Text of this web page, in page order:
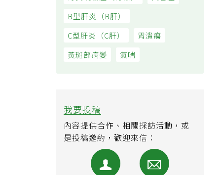
我要投稿
內容提供合作、相關採訪活動，或
是投稿邀約，歡迎來信：